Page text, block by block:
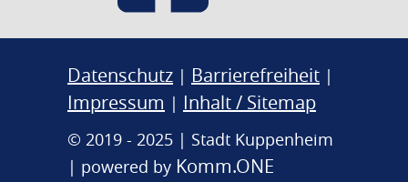
Datenschutz | Barrierefreiheit |
Impressum | Inhalt / Sitemap
© 2019 - 2025 | Stadt Kuppenheim
| powered by Komm.ONE